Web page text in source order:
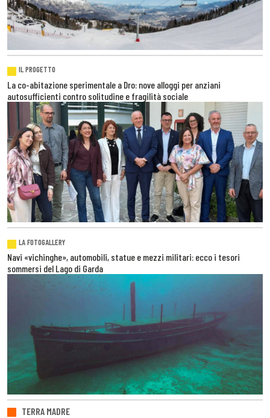
IL PROGETTO
La co-abitazione sperimentale a Dro: nove alloggi per anziani
autosufficienti contro solitudine e fragilità sociale
LA FOTOGALLERY
Navi «vichinghe», automobili, statue e mezzi militari: ecco i tesori
sommersi del Lago di Garda
TERRA MADRE